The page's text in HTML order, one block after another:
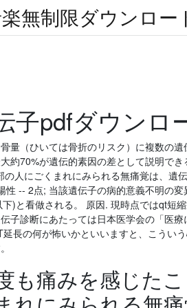
無制限ダウンロー
子pdfダウンロ
量（ひいては骨折のリスク）に複数の遺
約70%が遺伝的素因の差として説明で
人にごくまれにみられる無痛覚は、遺
性 -- 2点; 当該遺伝子の病的意義不明の
)と看做される。 原因. 現時点ではqt短
子診断にあたっては日本医学会の「医
長の何が怖いかといいますと、こうい
も痛みを感じたこ